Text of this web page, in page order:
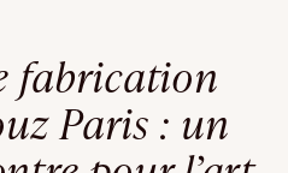
fabrication
Paris : un